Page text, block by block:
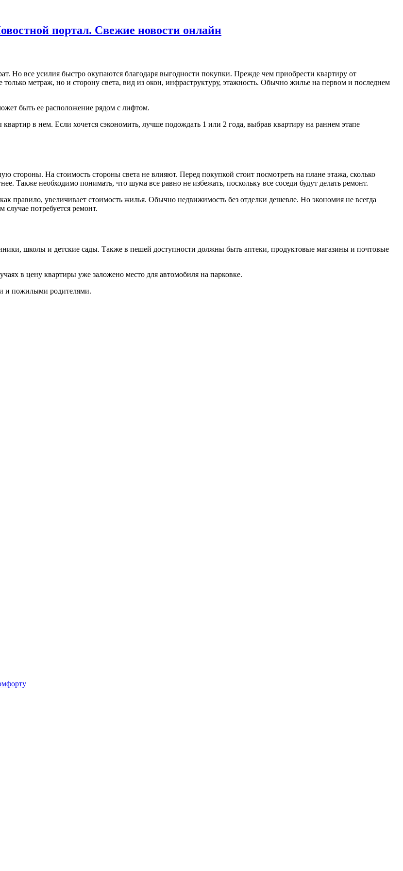
портал. Свежие новости онлайн
Но все усилия быстро окупаются благодаря выгодности покупки. Прежде чем приобрести квартиру от
только метраж, но и сторону света, вид из окон, инфраструктуру, этажность. Обычно жилье на первом и последнем
быть ее расположение рядом с лифтом.
в нем. Если хочется сэкономить, лучше подождать 1 или 2 года, выбрав квартиру на раннем этапе
стороны. На стоимость стороны света не влияют. Перед покупкой стоит посмотреть на плане этажа, сколько
Также необходимо понимать, что шума все равно не избежать, поскольку все соседи будут делать ремонт.
правило, увеличивает стоимость жилья. Обычно недвижимость без отделки дешевле. Но экономия не всегда
потребуется ремонт.
школы и детские сады. Также в пешей доступности должны быть аптеки, продуктовые магазины и почтовые
в цену квартиры уже заложено место для автомобиля на парковке.
и пожилыми родителями.